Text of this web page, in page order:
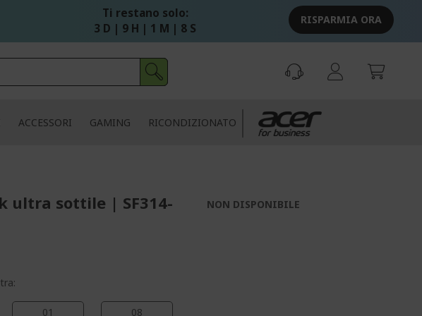
Ti restano solo:
3 D | 9 H | 1 M | 7 S
RISPARMIA ORA
ACCESSORI GAMING RICONDIZIONATO
ultra sottile | SF314-
01 07
NON DISPONIBILE